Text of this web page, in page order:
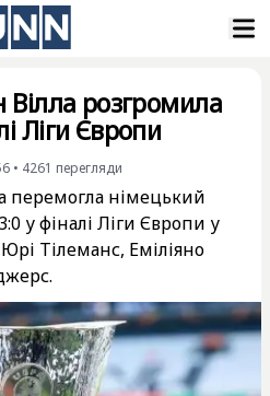
Вілла розгромила
Ліги Європи
• 4261 перегляди
перемогла німецький
у фіналі Ліги Європи у
Тілеманс, Еміліяно